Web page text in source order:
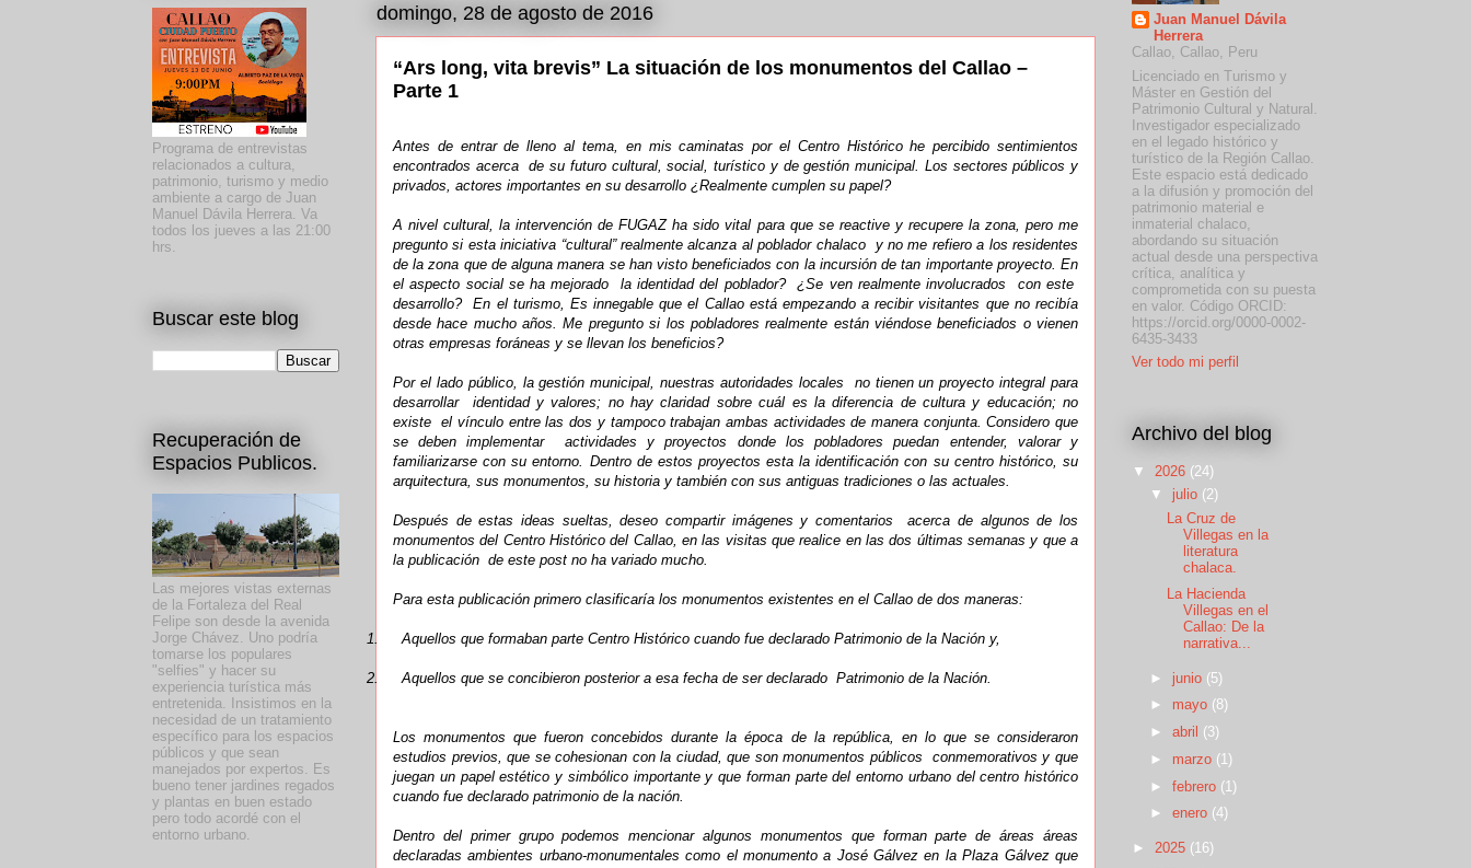
domingo, 28 de agosto de 2016
“Ars long, vita brevis” La situación de los monumentos del Callao –
Parte 1
Antes de entrar de lleno al tema, en mis caminatas por el Centro Histórico he percibido sentimientos
encontrados acerca de su futuro cultural, social, turístico y de gestión municipal. Los sectores públicos y
privados, actores importantes en su desarrollo ¿Realmente cumplen su papel?
A nivel cultural, la intervención de FUGAZ ha sido vital para que se reactive y recupere la zona, pero me
pregunto si esta iniciativa “cultural” realmente alcanza al poblador chalaco y no me refiero a los residentes
de la zona que de alguna manera se han visto beneficiados con la incursión de tan importante proyecto. En
el aspecto social se ha mejorado la identidad del poblador? ¿Se ven realmente involucrados con este
desarrollo? En el turismo, Es innegable que el Callao está empezando a recibir visitantes que no recibía
desde hace mucho años. Me pregunto si los pobladores realmente están viéndose beneficiados o vienen
otras empresas foráneas y se llevan los beneficios?
Por el lado público, la gestión municipal, nuestras autoridades locales no tienen un proyecto integral para
desarrollar identidad y valores; no hay claridad sobre cuál es la diferencia de cultura y educación; no
existe el vínculo entre las dos y tampoco trabajan ambas actividades de manera conjunta. Considero que
se deben implementar actividades y proyectos donde los pobladores puedan entender, valorar y
familiarizarse con su entorno. Dentro de estos proyectos esta la identificación con su centro histórico, su
arquitectura, sus monumentos, su historia y también con sus antiguas tradiciones o las actuales.
Después de estas ideas sueltas, deseo compartir imágenes y comentarios acerca de algunos de los
monumentos del Centro Histórico del Callao, en las visitas que realice en las dos últimas semanas y que a
la publicación de este post no ha variado mucho.
Para esta publicación primero clasificaría los monumentos existentes en el Callao de dos maneras:
1. Aquellos que formaban parte Centro Histórico cuando fue declarado Patrimonio de la Nación y,
2. Aquellos que se concibieron posterior a esa fecha de ser declarado Patrimonio de la Nación.
Los monumentos que fueron concebidos durante la época de la república, en lo que se consideraron
estudios previos, que se cohesionan con la ciudad, que son monumentos públicos conmemorativos y que
juegan un papel estético y simbólico importante y que forman parte del entorno urbano del centro histórico
cuando fue declarado patrimonio de la nación.
Dentro del primer grupo podemos mencionar algunos monumentos que forman parte de áreas áreas
declaradas ambientes urbano-monumentales como el monumento a José Gálvez en la Plaza Gálvez que
Programa de entrevistas
relacionados a cultura,
patrimonio, turismo y medio
ambiente a cargo de Juan
Manuel Dávila Herrera. Va
todos los jueves a las 21:00
hrs.
Buscar este blog
Recuperación de
Espacios Publicos.
Las mejores vistas externas
de la Fortaleza del Real
Felipe son desde la avenida
Jorge Chávez. Uno podría
tomarse los populares
"selfies" y hacer su
experiencia turística más
entretenida. Insistimos en la
necesidad de un tratamiento
específico para los espacios
públicos y que sean
manejados por expertos. Es
bueno tener jardines regados
y plantas en buen estado
pero todo acordé con el
entorno urbano.
Juan Manuel Dávila
Herrera
Callao, Callao, Peru
Licenciado en Turismo y
Máster en Gestión del
Patrimonio Cultural y Natural.
Investigador especializado
en el legado histórico y
turístico de la Región Callao.
Este espacio está dedicado
a la difusión y promoción del
patrimonio material e
inmaterial chalaco,
abordando su situación
actual desde una perspectiva
crítica, analítica y
comprometida con su puesta
en valor. Código ORCID:
https://orcid.org/0000-0002-
6435-3433
Ver todo mi perfil
Archivo del blog
▼ 2026 (24)
▼ julio (2)
La Cruz de
Villegas en la
literatura
chalaca.
La Hacienda
Villegas en el
Callao: De la
narrativa...
► junio (5)
► mayo (8)
► abril (3)
► marzo (1)
► febrero (1)
► enero (4)
► 2025 (16)